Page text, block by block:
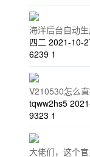
海洋后台自动
四二 2021-10-
6239 1
V210530怎么
tqww2hs5
9323 1
大佬们，这个